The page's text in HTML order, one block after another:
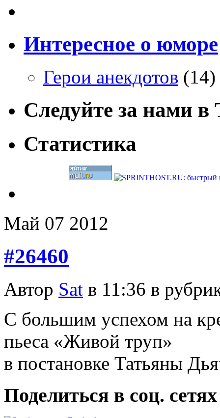
Интересное о юморе
Герои анекдотов (14)
Следуйте за нами
Статистика
Май 07 2012
#26460
Автор Sat в 11:36 в
С большим успехом на
пьеса «Живой труп»
в постановке Татьяны
Поделиться в соц. сетях